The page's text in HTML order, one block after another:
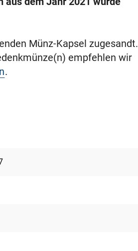
Münz-Kapsel zugesandt.
empfehlen wir
.